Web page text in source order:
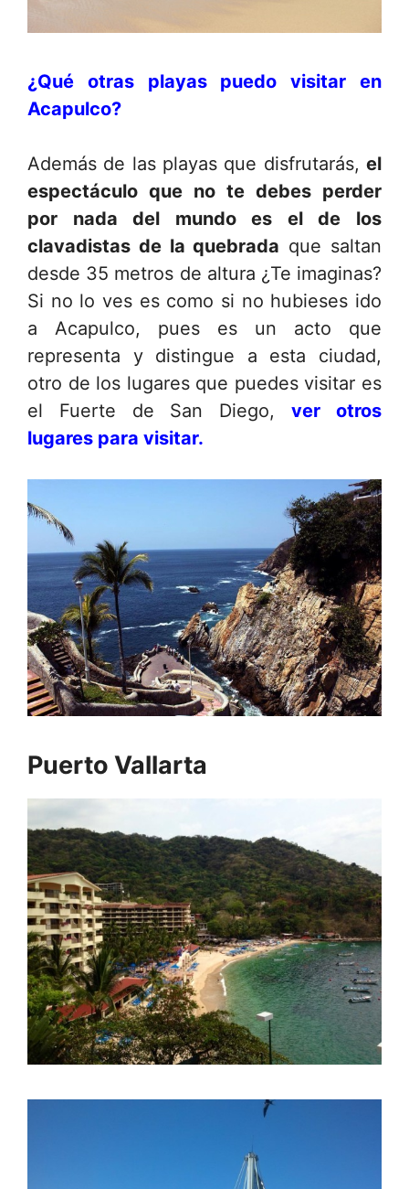
¿Qué otras playas puedo visitar en
Acapulco?
Además de las playas que disfrutarás, el
espectáculo que no te debes perder
por nada del mundo es el de los
clavadistas de la quebrada que saltan
desde 35 metros de altura ¿Te imaginas?
Si no lo ves es como si no hubieses ido
a Acapulco, pues es un acto que
representa y distingue a esta ciudad,
otro de los lugares que puedes visitar es
el Fuerte de San Diego,ver otros
lugares para visitar.
Puerto Vallarta